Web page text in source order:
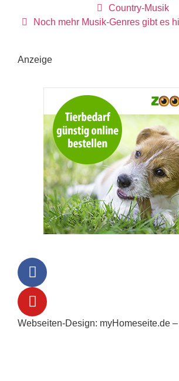
Country-Musik
Noch mehr Musik-Genres gibt es
Anzeige
Webseiten-Design: myHomeseite.de